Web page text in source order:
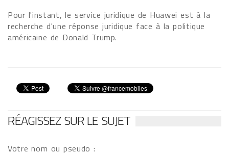
Pour l'instant, le service juridique de Huawei est à la
recherche d'une réponse juridique face à la politique
américaine de Donald Trump.
RÉAGISSEZ SUR LE SUJET
Votre nom ou pseudo :